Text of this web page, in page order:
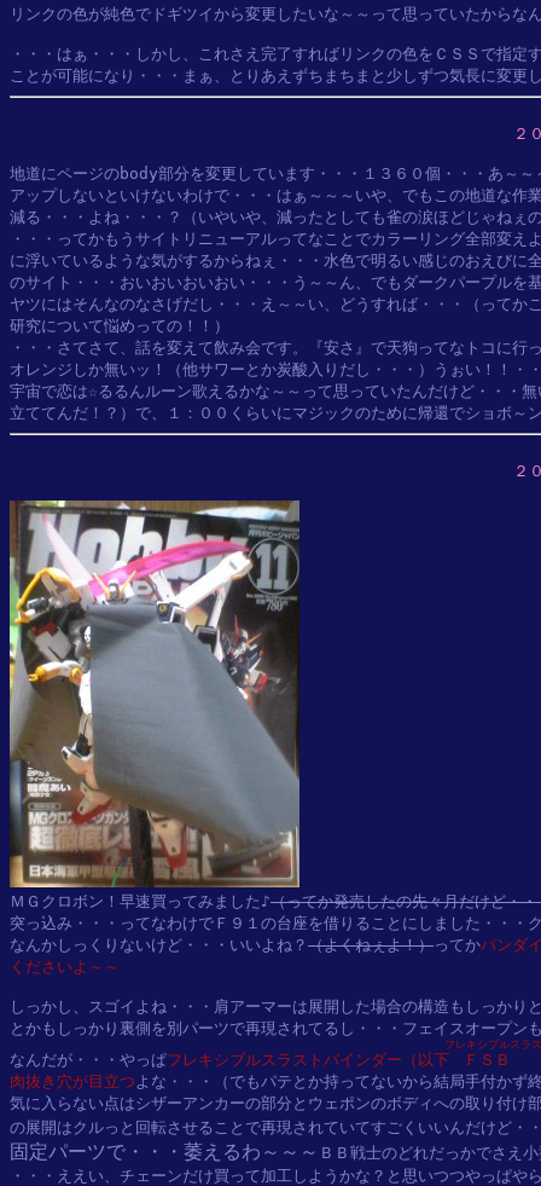
リンクの色が純色でドギツイから変更したいな～～って思っていたからな
・・・はぁ・・・しかし、これさえ完了すればリンクの色をＣＳＳで指定
２
地道にページのbody部分を変更しています・・・１３６０個・・・あ～
アップしないといけないわけで・・・はぁ～～～いや、でもこの地道な作
減る・・・よね・・・？（いやいや、減ったとしても雀の涙ほどじゃねぇ
・・・ってかもうサイトリニューアルってなことでカラーリング全部変え
に浮いているような気がするからねぇ・・・水色で明るい感じのおえびに
のサイト・・・おいおいおいおい・・・う～～ん、でもダークパープルを
ヤツにはそんなのなさげだし・・・え～～い、どうすれば・・・（ってか
研究について悩めっての！！）
・・・さてさて、話を変えて飲み会です。『安さ』で天狗ってなトコに行
オレンジしか無いッ！（他サワーとか炭酸入りだし・・・）うぉい！！・
宇宙で恋は☆るるんルーン歌えるかな～～って思っていたんだけど・・・
２
ＭＧクロボン！早速買ってみました♪（ってか発売したの先々月だけど・・
突っ込み・・・ってなわけでＦ９１の台座を借りることにしました・・・
なんかしっくりないけど・・・いいよね？ （よくねぇよ！）ってかバンダ
くださいよ～～
しっかし、スゴイよね・・・肩アーマーは展開した場合の構造もしっかり
とかもしっかり裏側を別パーツで再現されてるし・・・フェイスオープン
なんだが・・・やっぱフレキシブルスラストバインダー（以下 ＦＳＢ
フレキシブルスラ
肉抜き穴が目立つよな・・・（でもパテとか持ってないから結局手付かず
気に入らない点はシザーアンカーの部分とウェポンのボディへの取り付け
の展開はクルっと回転させることで再現されていてすごくいいんだけど・
固定パーツで・・・萎えるわ～～～ ＢＢ戦士のどれだっかでさえ
・・・ええい、チェーンだけ買って加工しようかな？と思いつつやっぱや